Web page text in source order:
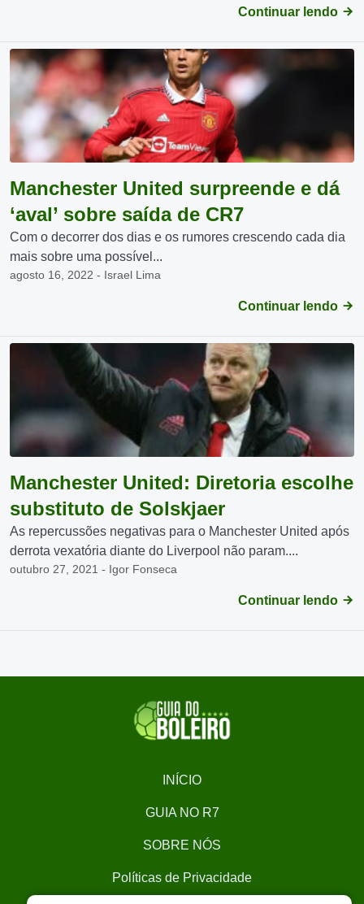
Continuar lendo
Manchester United surpreende e dá
‘aval’ sobre saída de CR7
Com o decorrer dos dias e os rumores crescendo cada dia
mais sobre uma possível...
agosto 16, 2022 - Israel Lima
Continuar lendo
Manchester United: Diretoria escolhe
substituto de Solskjaer
As repercussões negativas para o Manchester United após
derrota vexatória diante do Liverpool não param....
outubro 27, 2021 - Igor Fonseca
Continuar lendo
INÍCIO
GUIA NO R7
SOBRE NÓS
Políticas de Privacidade